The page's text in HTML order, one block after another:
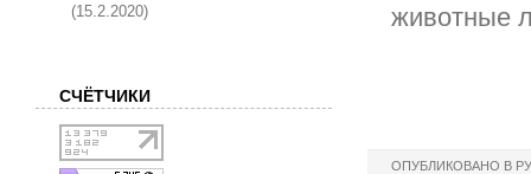
животные
ОПУБЛИКОВАНО В
(15.2.2020)
СЧЁТЧИКИ